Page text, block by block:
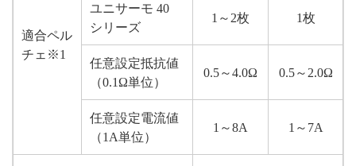
適合ペル
チェ※1
ユニサーモ 40
シリーズ
1～2枚 1枚
任意設定抵抗値
（0.1Ω単位）
0.5～4.0Ω 0.5～2.0Ω
任意設定電流値
（1A単位）
1～8A 1～7A